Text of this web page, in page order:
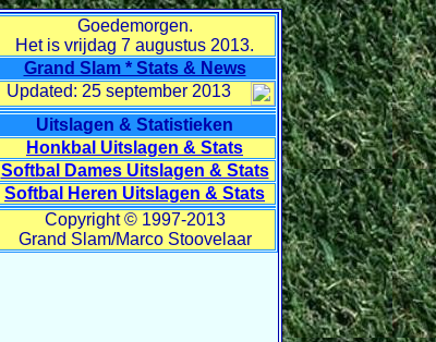
Goedemorgen.
Het is vrijdag 7 augustus 2013.
Grand Slam * Stats & News
Updated: 25 september 2013
Uitslagen & Statistieken
Honkbal Uitslagen & Stats
Softbal Dames Uitslagen & Stats
Softbal Heren Uitslagen & Stats
Copyright © 1997-2013
Grand Slam/Marco Stoovelaar